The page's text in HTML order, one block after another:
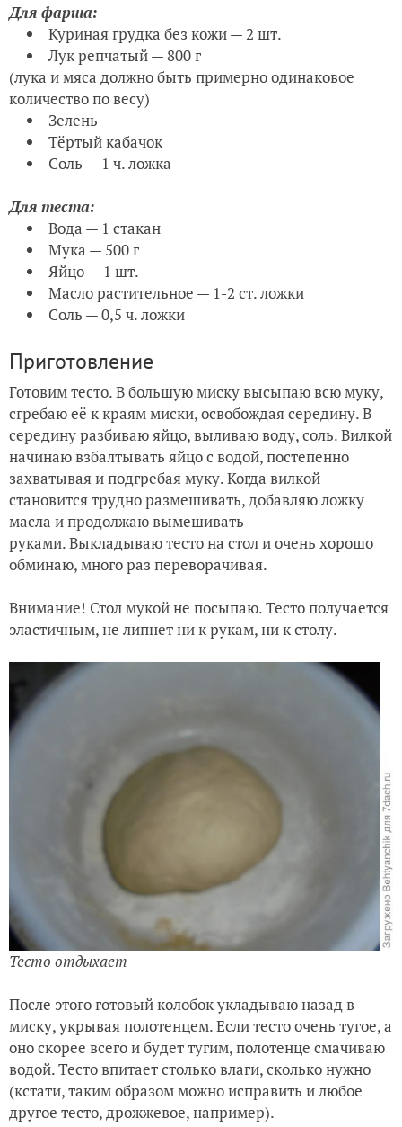
Для фарша:
Куриная грудка без кожи — 2 шт.
Лук репчатый — 800 г
(лука и мяса должно быть примерно одинаковое
количество по весу)
Зелень
Тёртый кабачок
Соль — 1 ч. ложка
Для теста:
Вода — 1 стакан
Мука — 500 г
Яйцо — 1 шт.
Масло растительное — 1-2 ст. ложки
Соль — 0,5 ч. ложки
Приготовление
Готовим тесто. В большую миску высыпаю всю муку,
сгребаю её к краям миски, освобождая середину. В
середину разбиваю яйцо, выливаю воду, соль. Вилкой
начинаю взбалтывать яйцо с водой, постепенно
захватывая и подгребая муку. Когда вилкой
становится трудно размешивать, добавляю ложку
масла и продолжаю вымешивать
руками. Выкладываю тесто на стол и очень хорошо
обминаю, много раз переворачивая.
Внимание! Стол мукой не посыпаю. Тесто получается
эластичным, не липнет ни к рукам, ни к столу.
Тесто отдыхает
После этого готовый колобок укладываю назад в
миску, укрывая полотенцем. Если тесто очень тугое, а
оно скорее всего и будет тугим, полотенце смачиваю
водой. Тесто впитает столько влаги, сколько нужно
(кстати, таким образом можно исправить и любое
другое тесто, дрожжевое, например).